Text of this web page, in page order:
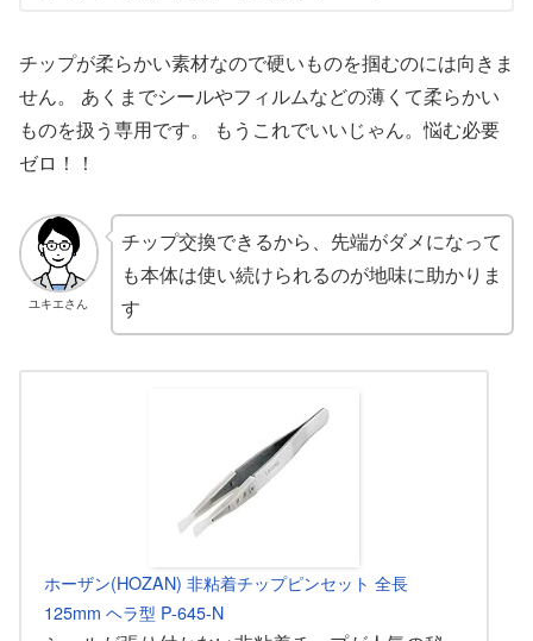
チップが柔らかい素材なので硬いものを掴むのには向きま
せん。 あくまでシールやフィルムなどの薄くて柔らかい
ものを扱う専用です。 もうこれでいいじゃん。悩む必要
ゼロ！！
ユキエさん
チップ交換できるから、先端がダメになって
も本体は使い続けられるのが地味に助かりま
す
ホーザン(HOZAN) 非粘着チップピンセット 全長
125mm ヘラ型 P-645-N